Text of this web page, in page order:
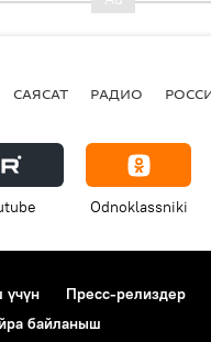
САЯСАТ РАДИО
Odnoklassniki
үчүн Пресс-релиздер
байланыш